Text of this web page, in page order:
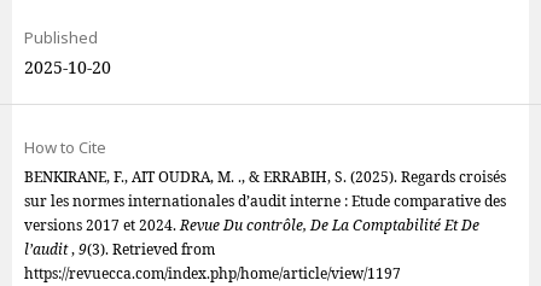
Published
2025-10-20
How to Cite
BENKIRANE, F., AIT OUDRA, M. ., & ERRABIH, S. (2025). Regards croisés
sur les normes internationales d’audit interne : Etude comparative des
versions 2017 et 2024.Revue Du contrôle, De La Comptabilité Et De
l’audit,9(3). Retrieved from
https://revuecca.com/index.php/home/article/view/1197